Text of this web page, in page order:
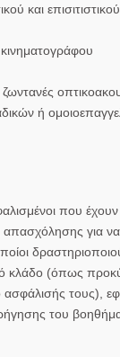
και
ή
που
απασχόλησης για
κλάδο (όπως
ασφάλισής τους),
του